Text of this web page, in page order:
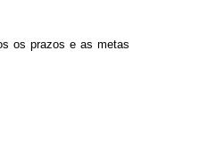
os prazos e as metas